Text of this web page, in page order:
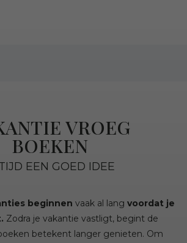
VROEG
BOEKEN
EEN GOED IDEE
beginnen vaak al lang voordat je
Zodra je vakantie vastligt, begint de
betekent langer genieten. Om